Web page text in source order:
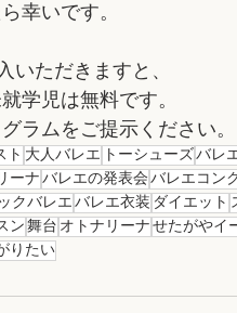
幸いです。
いただきますと、
学児は無料です。
ラムをご提示ください。
ト 大人バレエ トーシューズバレ
ーナバレエの発表会バレエコン
クバレエバレエ衣装 ダイエット
ン舞台 オトナリーナせたがやイ
りたい